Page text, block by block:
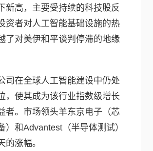
新高，主要受持续的科技股反
资者对人工智能基础设施的热
了对美伊和平谈判停滞的地缘
司在全球人工智能建设中仍处
，使其成为该行业指数级增长
者。市场领头羊东京电子（芯
）和Advantest（半导体测试）
的涨幅。